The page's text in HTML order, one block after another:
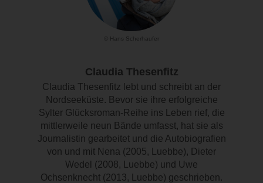
© Hans Scherhaufer
Claudia Thesenfitz
Claudia Thesenfitz lebt und schreibt an der
Nordseeküste. Bevor sie ihre erfolgreiche
Sylter Glücksroman-Reihe ins Leben rief, die
mittlerweile neun Bände umfasst, hat sie als
Journalistin gearbeitet und die Autobiografien
von und mit Nena (2005, Luebbe), Dieter
Wedel (2008, Luebbe) und Uwe
Ochsenknecht (2013, Luebbe) geschrieben.